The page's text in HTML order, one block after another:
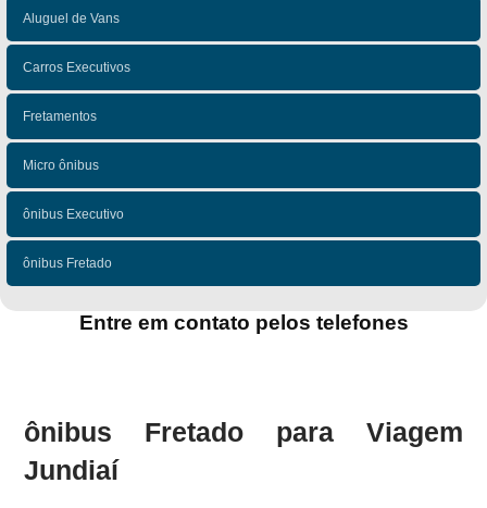
Aluguel de Vans
Carros Executivos
Fretamentos
Micro ônibus
ônibus Executivo
ônibus Fretado
Entre em contato pelos telefones
ônibus Fretado para Viagem
Jundiaí